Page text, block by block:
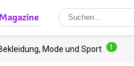
Mode und Sport 1